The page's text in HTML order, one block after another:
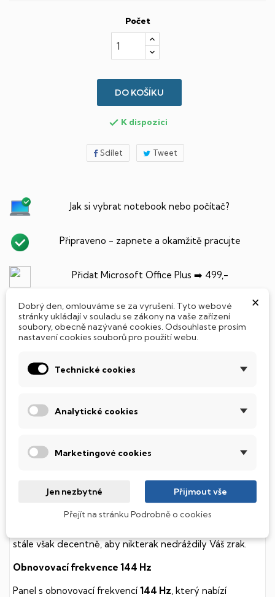
Počet
DO KOŠÍKU
 K dispozici
Sdílet Tweet
Jak si vybrat notebook nebo počítač?
Připraveno - zapnete a okamžitě pracujte
Přidat Microsoft Office Plus ➡️ 499,-
POPIS PARAMETRY PRODUKTU
SSD Disk
(Hard Disk Drive) disků nedisponuje žádnými pohyblivými
soustavy je tento disk mnohem
a především nabízí
Podsvícená klávesnice
Integrovaný systém úsporných LED diod osvítí jednotlivé
stále však decentně, aby nikterak nedráždily Váš zrak.
Obnovovací frekvence 144 Hz
Panel s obnovovací frekvencí 144 Hz , který nabízí
×
Dobrý den, omlouváme se za vyrušení. Tyto webové
stránky ukládají v souladu se zákony na vaše zařízení
soubory, obecně nazývané cookies. Odsouhlaste prosím
nastavení cookies souborů pro použití webu.
Technické cookies
Analytické cookies
Marketingové cookies
Jen nezbytné Přijmout vše
Přejít na stránku Podrobně o cookies